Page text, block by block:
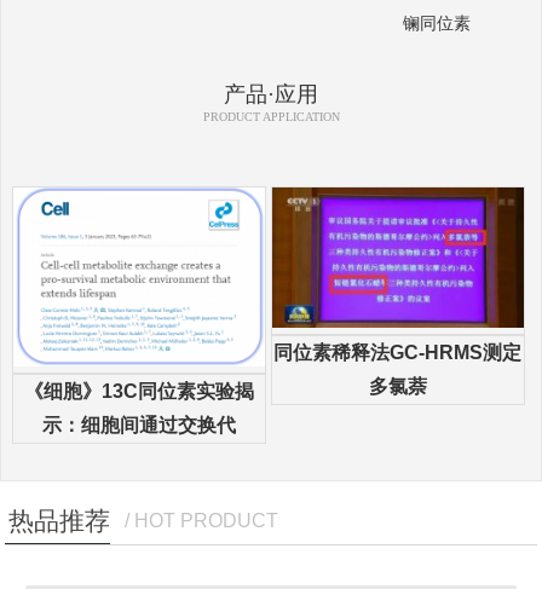
镧同位素
产品·应用
PRODUCT APPLICATION
《细胞》13C同位素实验揭
示：细胞间通过交换代
同位素稀释法GC-HRMS测定
多氯萘
热品推荐 / HOT PRODUCT